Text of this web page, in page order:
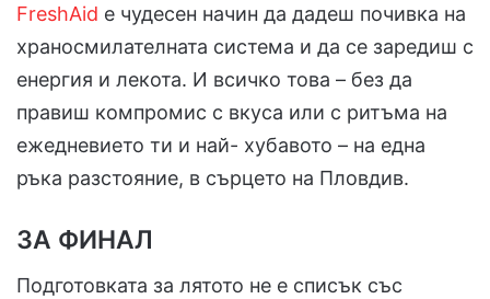
FreshAid е чудесен начин да дадеш почивка на
храносмилателната система и да се заредиш с
енергия и лекота. И всичко това – без да
правиш компромис с вкуса или с ритъма на
ежедневието ти и най- хубавото – на една
ръка разстояние, в сърцето на Пловдив.
ЗА ФИНАЛ
Подготовката за лятото не е списък със